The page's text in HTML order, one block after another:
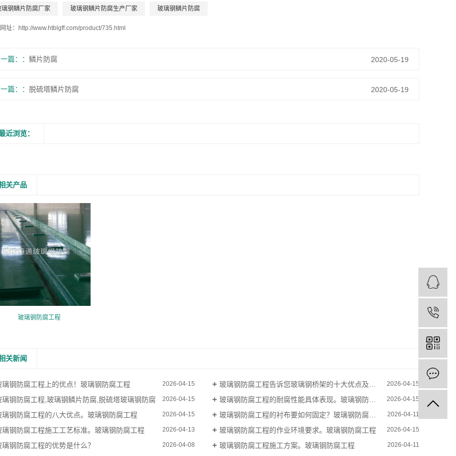
璃钢鳞片防腐厂家 玻璃钢鳞片防腐生产厂家 玻璃钢鳞片防腐
址： http://www.htblgff.com/product/735.html
篇： 鳞片防腐 2020-05-19
篇： 脱硫塔鳞片防腐 2020-05-19
近浏览：
关产品
玻璃钢防腐工程
关新闻
璃钢防腐工程上的优点！玻璃钢防腐工程 2026-04-15 玻璃钢防腐工程告诉您玻璃钢桥架的十大优点及安装施工步骤？ 2026-04-15
璃钢防腐工程,玻璃钢鳞片防腐,脱硫塔玻璃钢防腐 2026-04-15 玻璃钢防腐工程的耐腐性能具体表现。玻璃钢防腐工程 2026-04-15
璃钢防腐工程的八大优点。玻璃钢防腐工程 2026-04-15 玻璃钢防腐工程的衬布要如何固定？玻璃钢防腐工程 2026-04-11
璃钢防腐工程施工工艺标准。玻璃钢防腐工程 2026-04-13 玻璃钢防腐工程的作业环境要求。玻璃钢防腐工程 2026-04-15
璃钢防腐工程的优势是什么？ 2026-04-08 玻璃钢防腐工程施工方案。玻璃钢防腐工程 2026-04-11